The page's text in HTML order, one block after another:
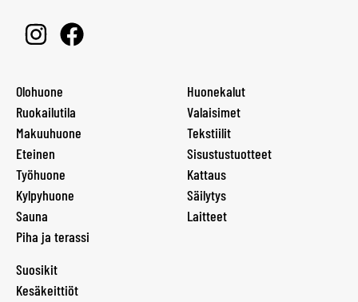
Olohuone
Ruokailutila
Makuuhuone
Eteinen
Työhuone
Kylpyhuone
Sauna
Piha ja terassi
Huonekalut
Valaisimet
Tekstiilit
Sisustustuotteet
Kattaus
Säilytys
Laitteet
Suosikit
Kesäkeittiöt